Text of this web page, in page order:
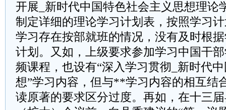
开展_新时代中国特色社会主义思想理论
制定详细的理论学习计划表，按照学习
学习存在按部就班的情况，没有及时根
计划。又如，上级要求参加学习中国干
频课程，也设有“深入学习贯彻_新时代
想”学习内容，但与**学习内容的相互结
读原著的要求区分过度。再如，在十三